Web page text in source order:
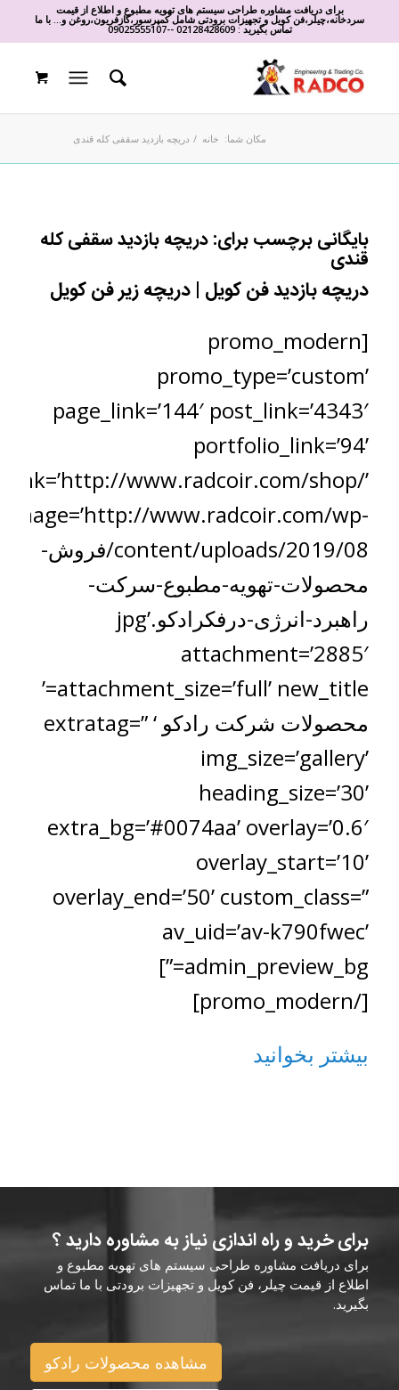
برای دریافت مشاوره طراحی سیستم های تهویه مطبوع و اطلاع از قیمت
سردخانه،چیلر،فن کویل و تجهیزات برودتی شامل کمپرسور،گازفریون،روغن و... با ما
تماس بگیرید :02128428609
-
-
09025555107
مکان شما: خانه / دریچه بازدید سقفی کله قندی
بایگانی برچسب برای:دریچه بازدید سقفی کله
قندی
دریچه بازدید فن کویل | دریچه زیر فن کویل
[promo_modern
promo_type=’custom’
page_link=’144′ post_link=’4343′
portfolio_link=’94’
www.radcoir.com/shop/’
www.radcoir.com/wp-
content/uploads/2019/08/فروش-
محصولات-تهویه-مطبوع-سرکت-
راهبرد-انرژی-درفکرادکو.jpg’
attachment=’2885′
attachment_size=’full’ new_title=’
محصولات شرکت رادکو ‘ extratag=”
img_size=’gallery’
heading_size=’30’
extra_bg=’#0074aa’ overlay=’0.6′
overlay_start=’10’
overlay_end=’50’ custom_class=”
av_uid=’av-k790fwec’
admin_preview_bg=”]
[/promo_modern]
بیشتر بخوانید
برای خرید و راه اندازی نیاز به مشاوره دارید ؟
برای دریافت مشاوره طراحی سیستم های تهویه مطبوع و
اطلاع از قیمت چیلر، فن کویل و تجهیزات برودتی با ما تماس
بگیرید.
مشاهده محصولات رادکو